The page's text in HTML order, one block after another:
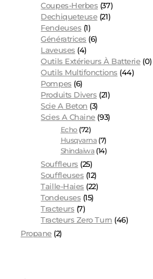
Coupes-Herbes (37)
Dechiqueteuse (21)
Fendeuses (1)
Génératrices (6)
Laveuses (4)
Outils Extérieurs À Batterie (0)
Outils Multifonctions (44)
Pompes (6)
Produits Divers (21)
Scie A Beton (3)
Scies A Chaine (93)
Echo (72)
Husqvarna (7)
Shindaiwa (14)
Souffleurs (25)
Souffleuses (12)
Taille-Haies (22)
Tondeuses (15)
Tracteurs (7)
Tracteurs Zero Turn (46)
Propane (2)